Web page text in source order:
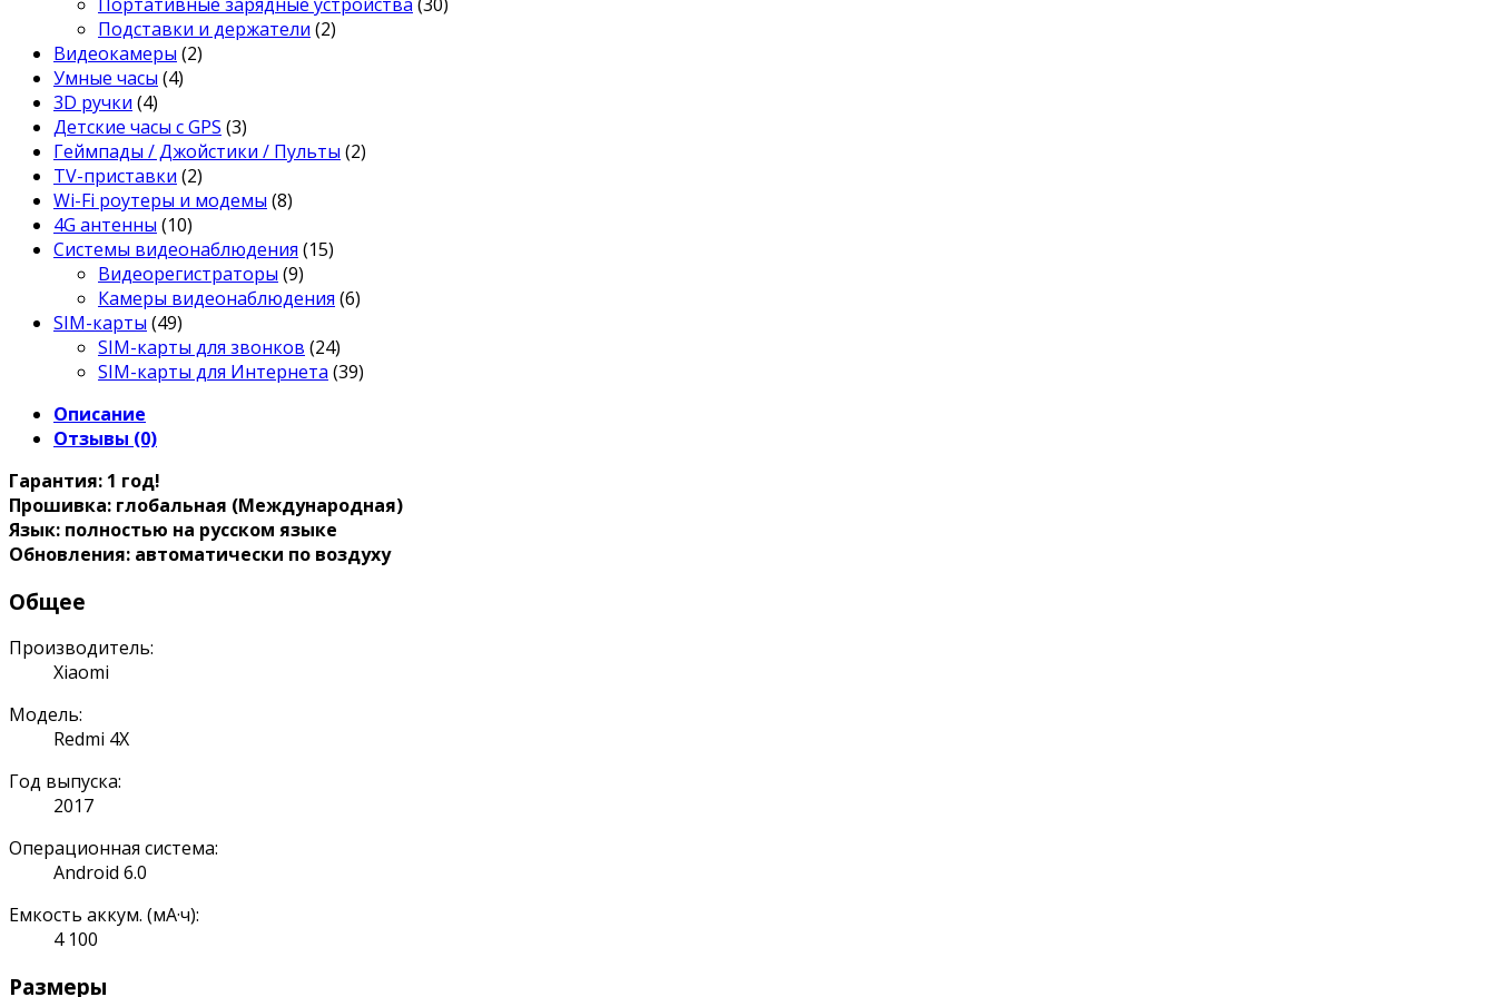
Подставки и держатели (2)
Видеокамеры (2)
Умные часы (4)
3D ручки (4)
Детские часы с GPS (3)
Геймпады / Джойстики / Пульты (2)
TV-приставки (2)
Wi-Fi роутеры и модемы (8)
4G антенны (10)
Системы видеонаблюдения (15)
Видеорегистраторы (9)
Камеры видеонаблюдения (6)
SIM-карты (49)
SIM-карты для звонков (24)
SIM-карты для Интернета (39)
Описание
Отзывы (0)
Гарантия: 1 год!
Прошивка: глобальная (Международная)
Язык: полностью на русском языке
Обновления: автоматически по воздуху
Общее
Производитель:
Xiaomi
Модель:
Redmi 4X
Год выпуска:
2017
Операционная система:
Android 6.0
Емкость аккум. (мА·ч):
4 100
Размеры